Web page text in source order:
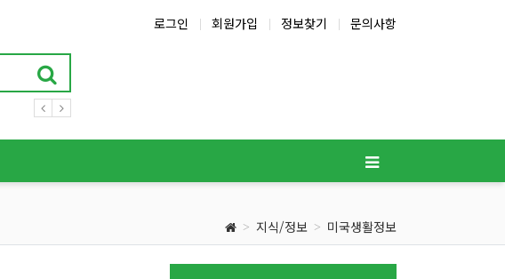
로그인 회원가입 정보찾기 문의사항
지식/정보 미국생활정보